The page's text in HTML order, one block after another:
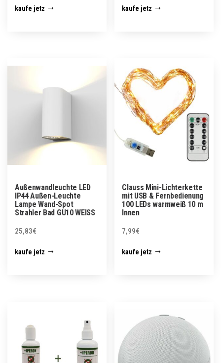
kaufe jetz kaufe jetz
Außenwandleuchte LED
IP44 Außen-Leuchte
Lampe Wand-Spot
Strahler Bad GU10 WEISS
25,83€
kaufe jetz
Clauss Mini-Lichterkette
mit USB & Fernbedienung
100 LEDs warmweiß 10 m
Innen
7,99€
kaufe jetz